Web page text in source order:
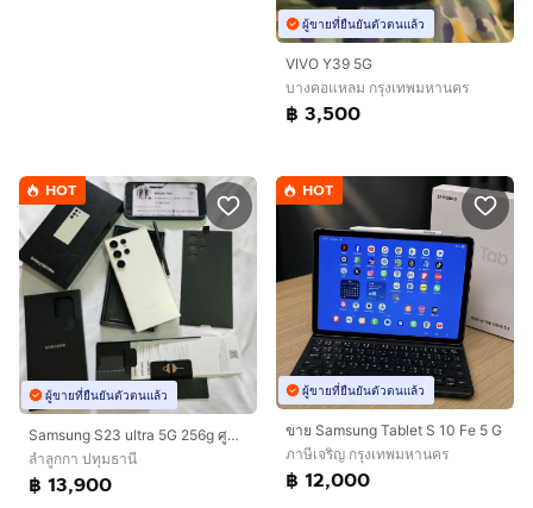
ผู้ขายที่ยืนยันตัวตนแล้ว
VIVO Y39 5G
บางคอแหลม กรุงเทพมหานคร
฿ 3,500
HOT
ผู้ขายที่ยืนยันตัวตนแล้ว
Samsung S23 ultra 5G 256g ศูนย์ไทยTh สีครีม มีกล่อง ได้รับเคลมเปลี่ยนจอ และแบตใหม่ศูนย์ ประกันอะไหล่90วัน ใช้งานดีเยี่ยมครับ
ลำลูกกา ปทุมธานี
฿ 13,900
HOT
ผู้ขายที่ยืนยันตัวตนแล้ว
ขาย Samsung Tablet S 10 Fe 5 G
ภาษีเจริญ กรุงเทพมหานคร
฿ 12,000